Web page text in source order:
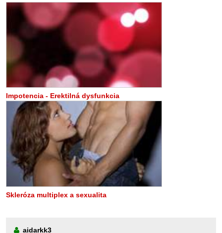
Impotencia - Erektilná dysfunkcia
Skleróza multiplex a sexualita
aidarkk3